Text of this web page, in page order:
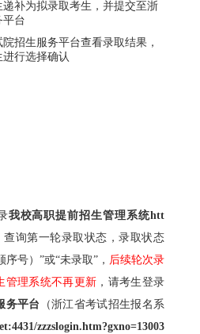
补为拟录取考生，并提交至浙
台
招生服务平台查看录取结果，
行选择确认
我校高职提前招生管理系统htt
查询第一轮录取状态，录取状态
号）”或“未录取”， 后续轮次录
管理系统不再更新 ，请考生登录
务平台
（浙江省考试招生报名系
zzzslogin.htm?gxno=13003